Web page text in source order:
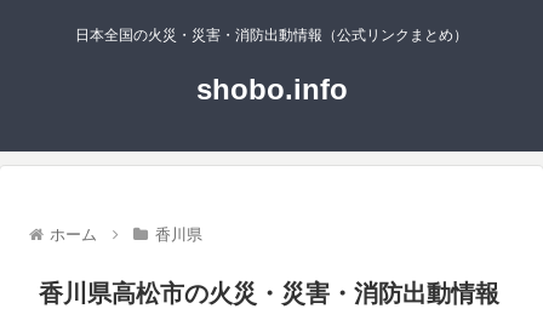
日本全国の火災・災害・消防出動情報（公式リンクまとめ）
shobo.info
ホーム 香川県
香川県高松市の火災・災害・消防出動情報